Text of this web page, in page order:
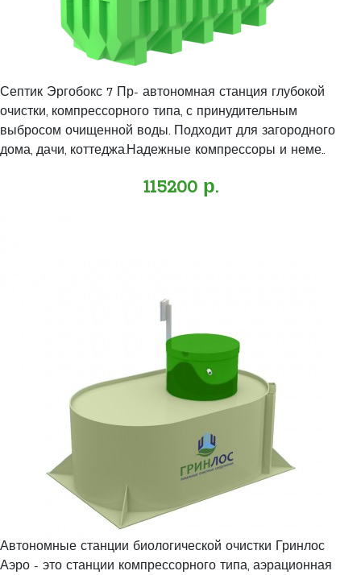
Септик Эргобокс 7 Пр- автономная станция глубокой
очистки, компрессорного типа, с принудительным
выбросом очищенной воды. Подходит для загородного
дома, дачи, коттеджа.Надежные компрессоры и неме..
115200 р.
Автономные станции биологической очистки Гринлос
Аэро - это станции компрессорного типа, аэрационная